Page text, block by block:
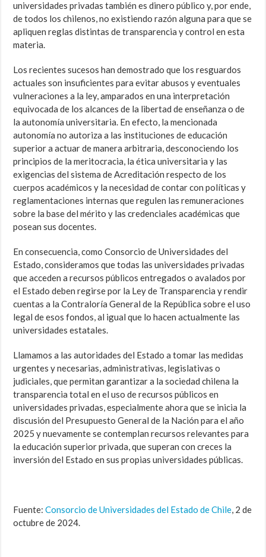
universidades privadas también es dinero público y, por ende,
de todos los chilenos, no existiendo razón alguna para que se
apliquen reglas distintas de transparencia y control en esta
materia.
Los recientes sucesos han demostrado que los resguardos
actuales son insuficientes para evitar abusos y eventuales
vulneraciones a la ley, amparados en una interpretación
equivocada de los alcances de la libertad de enseñanza o de
la autonomía universitaria. En efecto, la mencionada
autonomía no autoriza a las instituciones de educación
superior a actuar de manera arbitraria, desconociendo los
principios de la meritocracia, la ética universitaria y las
exigencias del sistema de Acreditación respecto de los
cuerpos académicos y la necesidad de contar con políticas y
reglamentaciones internas que regulen las remuneraciones
sobre la base del mérito y las credenciales académicas que
posean sus docentes.
En consecuencia, como Consorcio de Universidades del
Estado, consideramos que todas las universidades privadas
que acceden a recursos públicos entregados o avalados por
el Estado deben regirse por la Ley de Transparencia y rendir
cuentas a la Contraloría General de la República sobre el uso
legal de esos fondos, al igual que lo hacen actualmente las
universidades estatales.
Llamamos a las autoridades del Estado a tomar las medidas
urgentes y necesarias, administrativas, legislativas o
judiciales, que permitan garantizar a la sociedad chilena la
transparencia total en el uso de recursos públicos en
universidades privadas, especialmente ahora que se inicia la
discusión del Presupuesto General de la Nación para el año
2025 y nuevamente se contemplan recursos relevantes para
la educación superior privada, que superan con creces la
inversión del Estado en sus propias universidades públicas.
Fuente:Consorcio de Universidades del Estado de Chile, 2 de
octubre de 2024.